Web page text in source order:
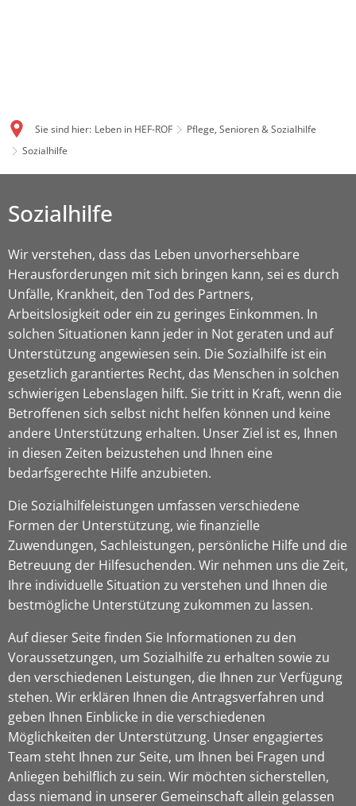
Sie sind hier: Leben in HEF-ROF
Pflege, Senioren & Sozialhilfe
Sozialhilfe
Sozialhilfe
Wir verstehen, dass das Leben unvorhersehbare
Herausforderungen mit sich bringen kann, sei es durch
Unfälle, Krankheit, den Tod des Partners,
Arbeitslosigkeit oder ein zu geringes Einkommen. In
solchen Situationen kann jeder in Not geraten und auf
Unterstützung angewiesen sein. Die Sozialhilfe ist ein
gesetzlich garantiertes Recht, das Menschen in solchen
schwierigen Lebenslagen hilft. Sie tritt in Kraft, wenn die
Betroffenen sich selbst nicht helfen können und keine
andere Unterstützung erhalten. Unser Ziel ist es, Ihnen
in diesen Zeiten beizustehen und Ihnen eine
bedarfsgerechte Hilfe anzubieten.
Die Sozialhilfeleistungen umfassen verschiedene
Formen der Unterstützung, wie finanzielle
Zuwendungen, Sachleistungen, persönliche Hilfe und die
Betreuung der Hilfesuchenden. Wir nehmen uns die Zeit,
Ihre individuelle Situation zu verstehen und Ihnen die
bestmögliche Unterstützung zukommen zu lassen.
Auf dieser Seite finden Sie Informationen zu den
Voraussetzungen, um Sozialhilfe zu erhalten sowie zu
den verschiedenen Leistungen, die Ihnen zur Verfügung
stehen. Wir erklären Ihnen die Antragsverfahren und
geben Ihnen Einblicke in die verschiedenen
Möglichkeiten der Unterstützung. Unser engagiertes
Team steht Ihnen zur Seite, um Ihnen bei Fragen und
Anliegen behilflich zu sein. Wir möchten sicherstellen,
dass niemand in unserer Gemeinschaft allein gelassen